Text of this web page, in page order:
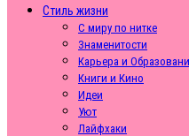
Стиль жизни
С миру по нитке
Знаменитости
Карьера и
Книги и Кино
Идеи
Уют
Лайфхаки